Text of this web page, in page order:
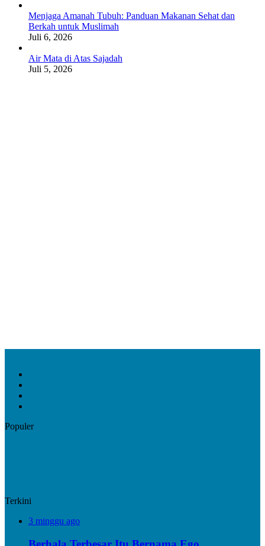
Menjaga Amanah Tubuh: Panduan Makanan Sehat dan
Berkah untuk Muslimah
Juli 6, 2026
Air Mata di Atas Sajadah
Juli 5, 2026
Populer
Terkini
3 minggu ago